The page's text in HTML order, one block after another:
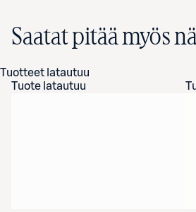
Saatat pitää myös
Tuotteet latautuu
Tuote latautuu